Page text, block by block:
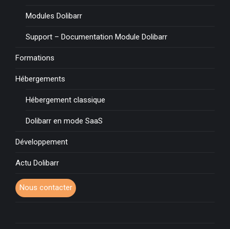
Modules Dolibarr
Support – Documentation Module Dolibarr
Formations
Hébergements
Hébergement classique
Dolibarr en mode SaaS
Développement
Actu Dolibarr
Nous contacter